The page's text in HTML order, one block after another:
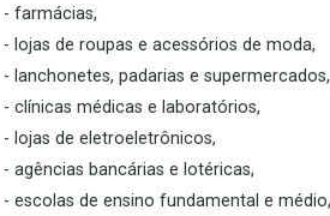
- farmácias,
- lojas de roupas e acessórios de moda,
- lanchonetes, padarias e supermercados,
- clínicas médicas e laboratórios,
- lojas de eletroeletrônicos,
- agências bancárias e lotéricas,
- escolas de ensino fundamental e médio,